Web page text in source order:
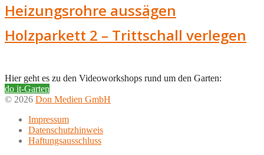
Heizungsrohre aussägen
Holzparkett 2 – Trittschall verlegen
Hier geht es zu den Videoworkshops rund um den Garten:
do it-Garten
© 2026 Don Medien GmbH
Impressum
Datenschutzhinweis
Haftungsausschluss